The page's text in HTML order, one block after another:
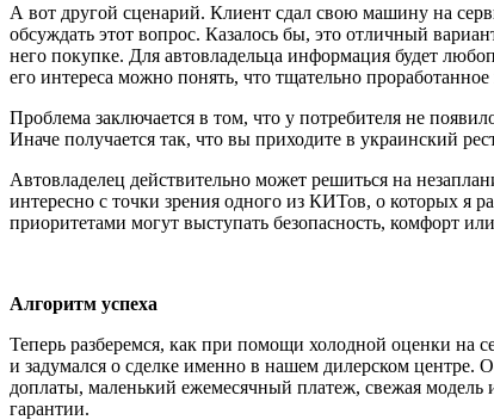
А вот другой сценарий. Клиент сдал свою машину на
обсуждать этот вопрос. Казалось бы, это отличный
него покупке. Для автовладельца информация будет
его интереса можно понять, что тщательно
Проблема заключается в том, что у потребителя не
Иначе получается так, что вы приходите в украинский
Автовладелец действительно может решиться на
интересно с точки зрения одного из КИТов, о которых я
приоритетами могут выступать безопасность, комфорт
Алгоритм успеха
Теперь разберемся, как при помощи холодной оценки на
и задумался о сделке именно в нашем дилерском центре.
доплаты, маленький ежемесячный платеж, свежая
гарантии.